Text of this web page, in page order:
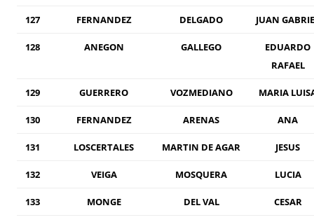
127 FERNANDEZ DELGADO JUAN
128 ANEGON GALLEGO
EDUARDO
RAFAEL
129 GUERRERO VOZMEDIANO MARIA
130 FERNANDEZ ARENAS ANA
131 LOSCERTALES MARTIN DE AGAR JESUS
132 VEIGA MOSQUERA LUCIA
133 MONGE DEL VAL CESAR